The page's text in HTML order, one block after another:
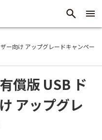
ー向け アップグレードキャンペー
償版 USB ド
アップグレ